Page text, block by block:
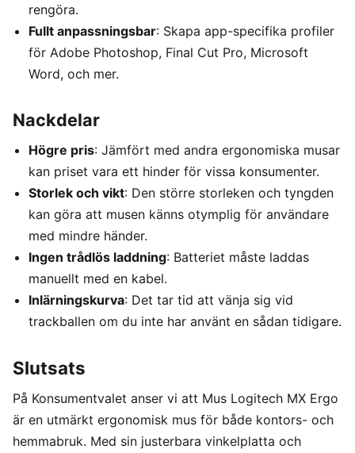
rengöra.
Fullt anpassningsbar: Skapa app-specifika profiler
för Adobe Photoshop, Final Cut Pro, Microsoft
Word, och mer.
Nackdelar
Högre pris: Jämfört med andra ergonomiska musar
kan priset vara ett hinder för vissa konsumenter.
Storlek och vikt: Den större storleken och tyngden
kan göra att musen känns otymplig för användare
med mindre händer.
Ingen trådlös laddning: Batteriet måste laddas
manuellt med en kabel.
Inlärningskurva: Det tar tid att vänja sig vid
trackballen om du inte har använt en sådan tidigare.
Slutsats
På Konsumentvalet anser vi att Mus Logitech MX Ergo
är en utmärkt ergonomisk mus för både kontors- och
hemmabruk. Med sin justerbara vinkelplatta och